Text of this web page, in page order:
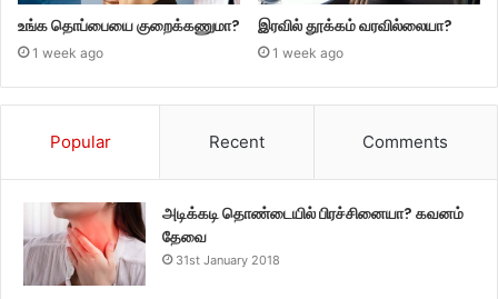
உங்க தொப்பையை குறைக்கணுமா?
1 week ago
இரவில் தூக்கம் வரவில்லையா?
1 week ago
Popular Recent Comments
அடிக்கடி தொண்டையில் பிரச்சினையா? கவனம்
தேவை
31st January 2018